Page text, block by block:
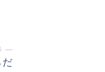
―
だ